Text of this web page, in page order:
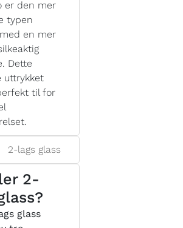
er den mer
typen
en mer
Dette
uttrykket
til for
2-lags glass
2-
glass